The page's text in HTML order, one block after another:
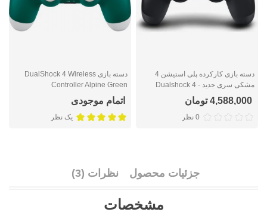
دسته بازی کارکرده پلی استیشن 4
مشکی سری جدید - Dualshock 4
Black Slim Second hand
4,588,000 تومان
0 نظر
دسته بازی DualShock 4 Wireless
Controller Alpine Green
اتمام موجودی
یک نظر
جزئیات محصول نظرات (3)
مشخصات